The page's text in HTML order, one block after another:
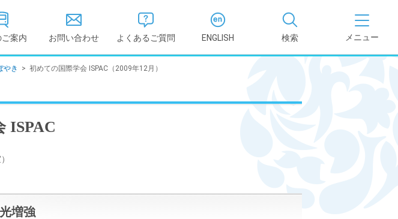
案内 お問い合わせ よくあるご質問 ENGLISH 検索
の公開
教学に関する情報
価
ス敷地建物面
報の取り扱い
薬学部
やき > 初めての国際学会 ISPAC（2009年12月）
ISPAC
増強